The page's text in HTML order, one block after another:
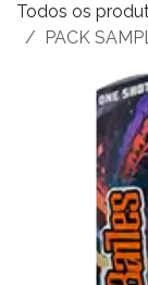
Todos os
PACK